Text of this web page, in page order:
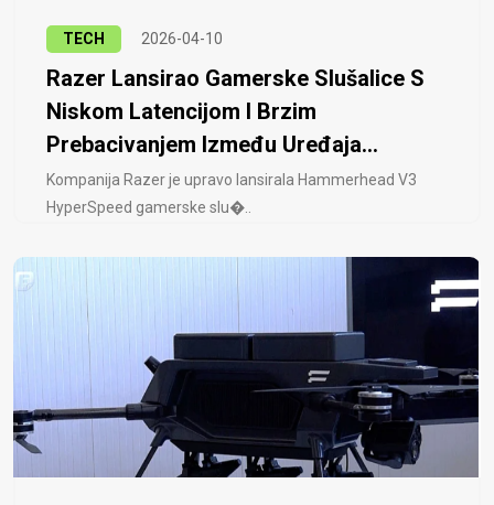
TECH 2026-04-10
Razer Lansirao Gamerske Slušalice S
Niskom Latencijom I Brzim
Prebacivanjem Između Uređaja...
Kompanija Razer je upravo lansirala Hammerhead V3
HyperSpeed ​​gamerske slu�..